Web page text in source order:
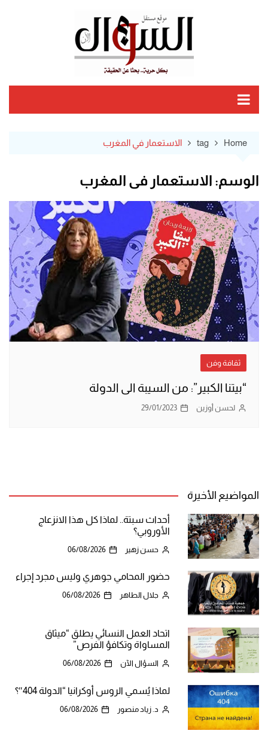
Home
tag الاستعمار في المغرب
الوسم: الاستعمار في المغرب
ثقافة وفن
“بيتنا الكبير”: من السيبة الى الدولة
لحسن أوزين 29/01/2023
المواضيع الأخيرة
أحداث سبتة.. لماذا كل هذا الانزعاج
الأوروبي؟
حسن زهير 06/08/2026
حضور المحامي جوهري وليس مجرد إجراء
جلال الطاهر 06/08/2026
اتحاد العمل النسائي يطلق “ميثاق
المساواة وتكافؤ الفرص”
السؤال الآن 06/08/2026
لماذا يُسمي الروس أوكرانيا “الدولة 404″؟
د. زياد منصور 06/08/2026